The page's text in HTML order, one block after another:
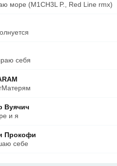
море (M1CH3L P., Red Line rmx)
себя
Вуячич
и я
Прокофи
себе